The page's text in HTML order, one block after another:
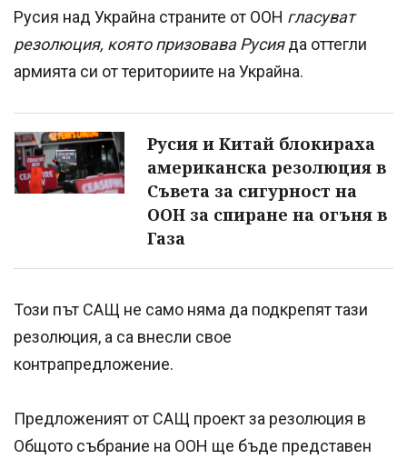
Русия над Украйна страните от ООН гласуват
резолюция, която призовава Русияда оттегли
армията си от териториите на Украйна.
Русия и Китай блокираха
американска резолюция в
Съвета за сигурност на
ООН за спиране на огъня в
Газа
Този път САЩ не само няма да подкрепят тази
резолюция, а са внесли свое
контрапредложение.
Предложеният от САЩ проект за резолюция в
Общото събрание на ООН ще бъде представен